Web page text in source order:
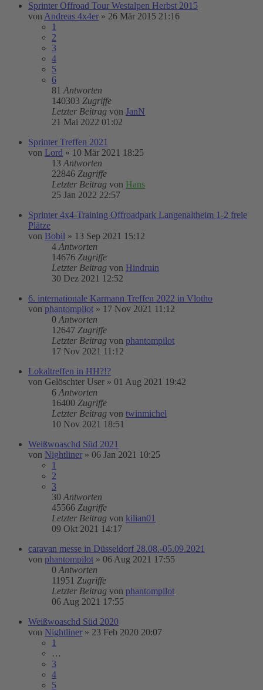
Sprinter Offroad Tour Westalpen Herbst 2015
von Andreas 4x4er » 26 Mär 2015 21:16
1
2
3
4
5
6
81 Antworten
140303 Zugriffe
Letzter Beitrag von JanN
21 Mai 2022 01:02
Sprinter Treffen 2021
von Lord » 10 Mär 2021 18:25
13 Antworten
22846 Zugriffe
Letzter Beitrag von Hans
25 Jan 2022 22:57
Sprinter 4x4-Training Offroadpark Langenaltheim 1-2 freie
Plätze
von Bobil » 13 Sep 2021 15:12
4 Antworten
14676 Zugriffe
Letzter Beitrag von Hindruin
30 Dez 2021 12:52
6. internationale Karmann Treffen 2022 in Vlotho
von phantompilot » 17 Nov 2021 11:12
0 Antworten
12647 Zugriffe
Letzter Beitrag von phantompilot
17 Nov 2021 11:12
Lokaltreffen in HH?!?
von Gelöschter User » 01 Aug 2021 19:42
6 Antworten
16400 Zugriffe
Letzter Beitrag von twinmichel
10 Nov 2021 18:51
Weißwoaschd Süd 2021
von Nightliner » 06 Jan 2021 10:25
1
2
3
30 Antworten
45566 Zugriffe
Letzter Beitrag von kilian01
09 Okt 2021 14:17
caravan messe in Düsseldorf 28.08.-05.09.2021
von phantompilot » 06 Aug 2021 17:55
0 Antworten
11951 Zugriffe
Letzter Beitrag von phantompilot
06 Aug 2021 17:55
Weißwoaschd Süd 2020
von Nightliner » 23 Feb 2020 20:07
1
…
3
4
5